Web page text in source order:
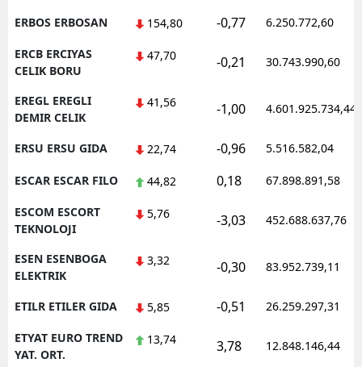
ERBOS ERBOSAN 154,80 -0,77 6.250.772,60
ERCB ERCIYAS
CELIK BORU
47,70 -0,21 30.743.990,60
EREGL EREGLI
DEMIR CELIK
41,56 -1,00 4.601.925.734,44
ERSU ERSU GIDA 22,74 -0,96 5.516.582,04
ESCAR ESCAR FILO 44,82 0,18 67.898.891,58
ESCOM ESCORT
TEKNOLOJI
5,76 -3,03 452.688.637,76
ESEN ESENBOGA
ELEKTRIK
3,32 -0,30 83.952.739,11
ETILR ETILER GIDA 5,85 -0,51 26.259.297,31
ETYAT EURO TREND
YAT. ORT.
13,74 3,78 12.848.146,44